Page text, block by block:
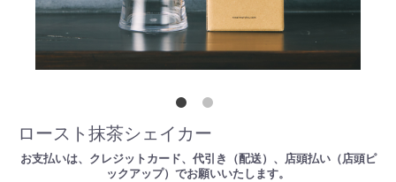
ロースト抹茶シェイカー
お支払いは、クレジットカード、代引き（配送）、店頭払い（店頭ピ
ックアップ）でお願いいたします。